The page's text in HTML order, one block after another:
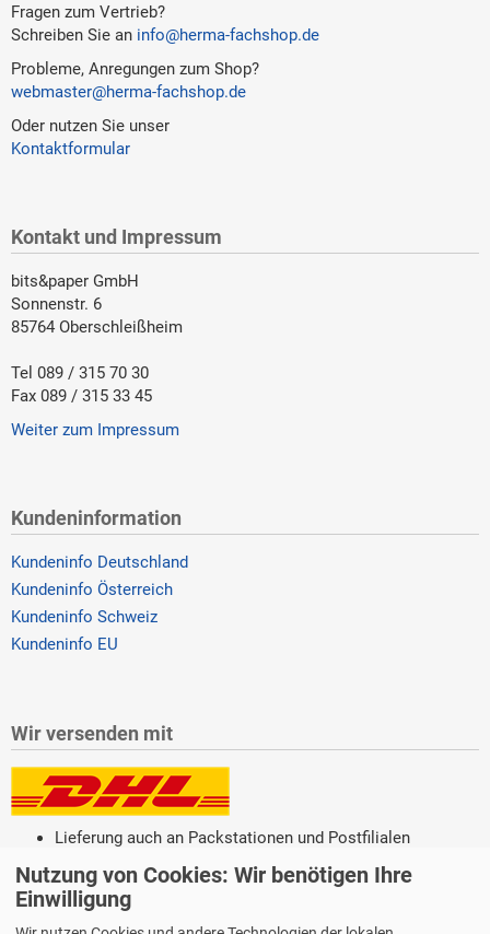
Fragen zum Vertrieb?
Schreiben Sie an info@herma-fachshop.de
Probleme, Anregungen zum Shop?
webmaster@herma-fachshop.de
Oder nutzen Sie unser
Kontaktformular
Kontakt und Impressum
bits&paper GmbH
Sonnenstr. 6
85764 Oberschleißheim
Tel 089 / 315 70 30
Fax 089 / 315 33 45
Weiter zum Impressum
Kundeninformation
Kundeninfo Deutschland
Kundeninfo Österreich
Kundeninfo Schweiz
Kundeninfo EU
Wir versenden mit
Lieferung auch an Packstationen und Postfilialen
Nutzung von Cookies: Wir benötigen Ihre
Einwilligung